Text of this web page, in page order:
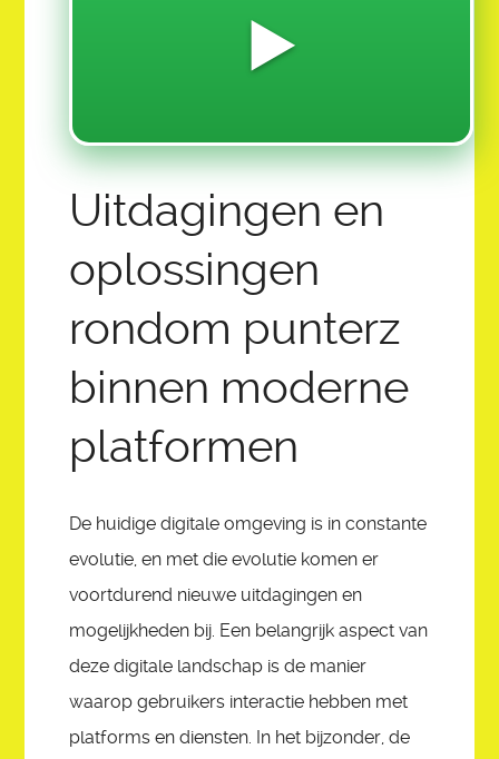
Z-12.0 FINANCIALS SOFTWARE & HARDWARE
LET THE GAINS BEGIN!
COLLECTIVE ECO PROMISED LAND FOUND:
12 AMBASSADOR QUEEN ADMINS
SAI OVERVIEW ABOUT AI AND THE FUTURE OF
HOME
REGISTER
▶️
Uitdagingen en
oplossingen
rondom punterz
binnen moderne
platformen
De huidige digitale omgeving is in constante
evolutie, en met die evolutie komen er
voortdurend nieuwe uitdagingen en
mogelijkheden bij. Een belangrijk aspect van
deze digitale landschap is de manier
waarop gebruikers interactie hebben met
platforms en diensten. In het bijzonder, de